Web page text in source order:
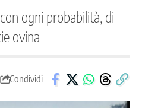
ogni probabilità, di
ovina
Condividi